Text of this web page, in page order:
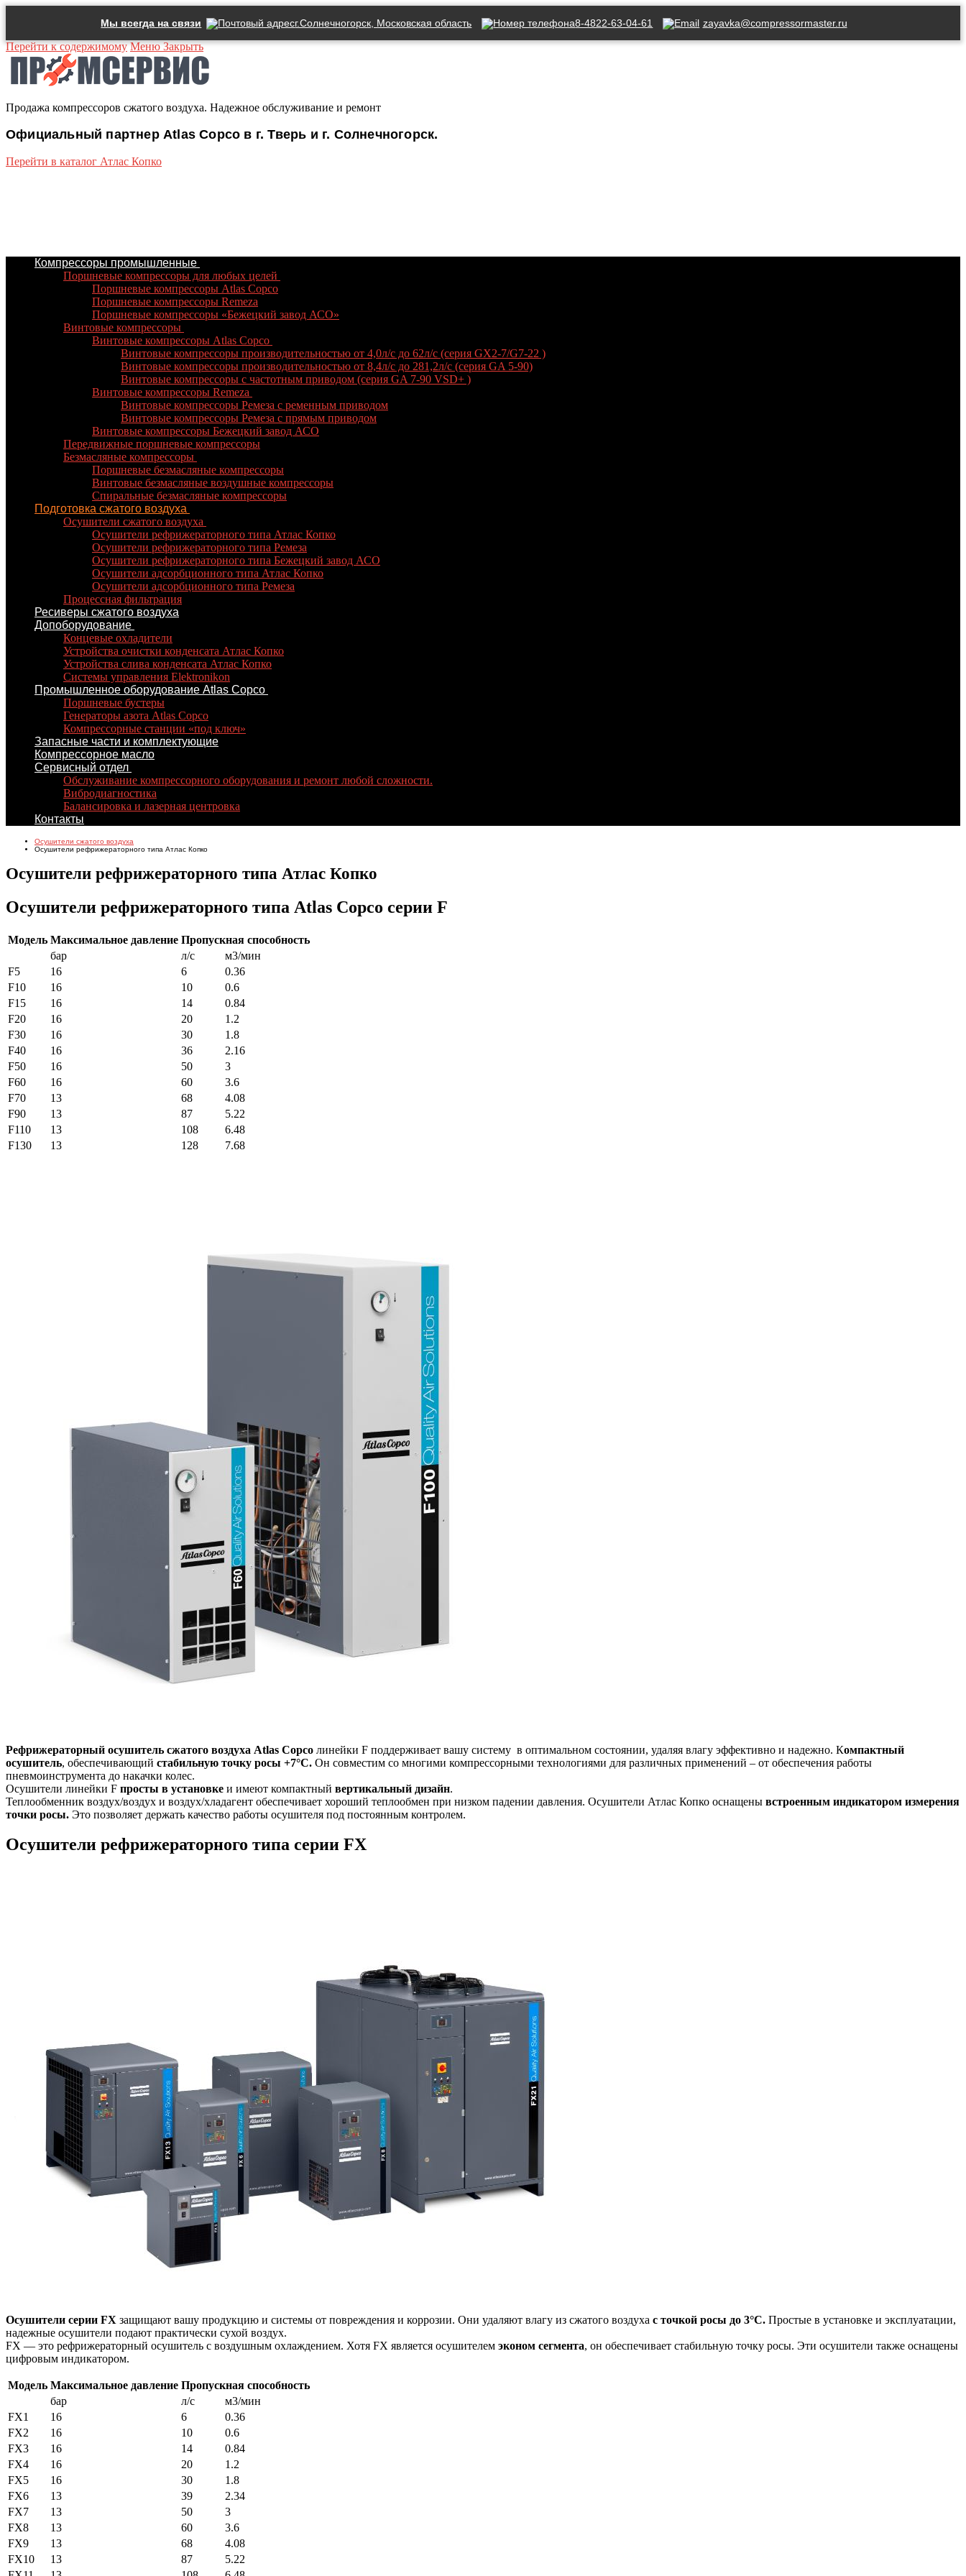
Мы всегда на связи г.Солнечногорск, Московская область 8-4822-63-04-61 zayavka@compressormaster.ru
Перейти к содержимому Меню Закрыть
Продажа компрессоров сжатого воздуха. Надежное обслуживание и ремонт
Официальный партнер Atlas Copco в г. Тверь и г. Солнечногорск.
Перейти в каталог Атлас Копко
Компрессоры промышленные
Поршневые компрессоры для любых целей
Поршневые компрессоры Atlas Copco
Поршневые компрессоры Remeza
Поршневые компрессоры «Бежецкий завод АСО»
Винтовые компрессоры
Винтовые компрессоры Atlas Copco
Винтовые компрессоры производительностью от 4,0л/с до 62л/с (серия GX2-7/G7-22 )
Винтовые компрессоры производительностью от 8,4л/с до 281,2л/с (серия GA 5-90)
Винтовые компрессоры с частотным приводом (серия GA 7-90 VSD+ )
Винтовые компрессоры Remeza
Винтовые компрессоры Ремеза c ременным приводом
Винтовые компрессоры Ремеза с прямым приводом
Винтовые компрессоры Бежецкий завод АСО
Передвижные поршневые компрессоры
Безмасляные компрессоры
Поршневые безмасляные компрессоры
Винтовые безмасляные воздушные компрессоры
Спиральные безмасляные компрессоры
Подготовка сжатого воздуха
Осушители сжатого воздуха
Осушители рефрижераторного типа Атлас Копко
Осушители рефрижераторного типа Ремеза
Осушители рефрижераторного типа Бежецкий завод АСО
Осушители адсорбционного типа Атлас Копко
Осушители адсорбционного типа Ремеза
Процессная фильтрация
Ресиверы сжатого воздуха
Допоборудование
Концевые охладители
Устройства очистки конденсата Атлас Копко
Устройства слива конденсата Атлас Копко
Системы управления Elektronikon
Промышленное оборудование Atlas Copco
Поршневые бустеры
Генераторы азота Atlas Copco
Компрессорные станции «под ключ»
Запасные части и комплектующие
Компрессорное масло
Сервисный отдел
Обслуживание компрессорного оборудования и ремонт любой сложности.
Вибродиагностика
Балансировка и лазерная центровка
Контакты
Осушители сжатого воздуха
Осушители рефрижераторного типа Атлас Копко
Осушители рефрижераторного типа Атлас Копко
Осушители рефрижераторного типа Atlas Copco серии F
Модель Максимальное давление Пропускная способность
бар
л/с
м3/мин
F5
16 6
0.36
F10
16 10
0.6
F15
16 14
0.84
F20
16 20
1.2
F30
16 30
1.8
F40
16 36
2.16
F50
16 50
3
F60
16 60
3.6
F70
13 68
4.08
F90
13 87
5.22
F110
13 108
6.48
F130
13 128 7.68
Рефрижераторный осушитель сжатого воздуха Atlas Copco линейки F поддерживает вашу систему в оптимальном состоянии, удаляя влагу эффективно и надежно. Компактный
осушитель, обеспечивающий стабильную точку росы +7°C. Он совместим со многими компрессорными технологиями для различных применений – от обеспечения работы
пневмоинструмента до накачки колес.
Осушители линейки F просты в установке и имеют компактный вертикальный дизайн.
Теплообменник воздух/воздух и воздух/хладагент обеспечивает хороший теплообмен при низком падении давления. Осушители Атлас Копко оснащены встроенным индикатором измерения
точки росы. Это позволяет держать качество работы осушителя под постоянным контролем.
Осушители рефрижераторного типа серии FX
Осушители серии FX защищают вашу продукцию и системы от повреждения и коррозии. Они удаляют влагу из сжатого воздуха с точкой росы до 3°C. Простые в установке и эксплуатации,
надежные осушители подают практически сухой воздух.
FХ — это рефрижераторный осушитель с воздушным охлаждением. Хотя FX является осушителем эконом сегмента, он обеспечивает стабильную точку росы. Эти осушители также оснащены
цифровым индикатором.
Модель Максимальное давление Пропускная способность
бар
л/с
м3/мин
FX1
16 6
0.36
FX2
16 10
0.6
FX3
16 14
0.84
FX4
16 20
1.2
FX5
16 30
1.8
FX6
13 39
2.34
FX7
13 50
3
FX8
13 60
3.6
FX9
13 68
4.08
FX10
13 87
5.22